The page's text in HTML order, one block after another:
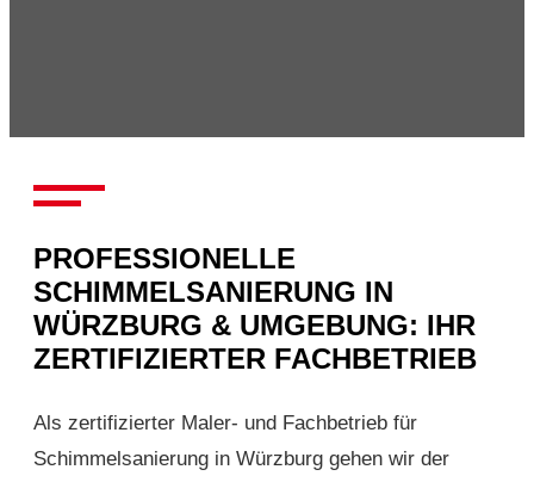
PROFESSIONELLE
SCHIMMELSANIERUNG IN
WÜRZBURG & UMGEBUNG: IHR
ZERTIFIZIERTER FACHBETRIEB
Als zertifizierter Maler- und Fachbetrieb für
Schimmelsanierung in Würzburg gehen wir der